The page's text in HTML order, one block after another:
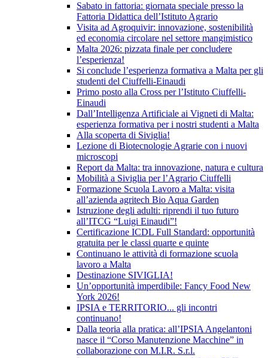
Sabato in fattoria: giornata speciale presso la
Fattoria Didattica dell’Istituto Agrario
Visita ad Agroquivir: innovazione, sostenibilità
ed economia circolare nel settore mangimistico
Malta 2026: pizzata finale per concludere
l’esperienza!
Si conclude l’esperienza formativa a Malta per gli
studenti del Ciuffelli-Einaudi
Primo posto alla Cross per l’Istituto Ciuffelli-
Einaudi
Dall’Intelligenza Artificiale ai Vigneti di Malta:
esperienza formativa per i nostri studenti a Malta
Alla scoperta di Siviglia!
Lezione di Biotecnologie Agrarie con i nuovi
microscopi
Report da Malta: tra innovazione, natura e cultura
Mobilità a Siviglia per l’Agrario Ciuffelli
Formazione Scuola Lavoro a Malta: visita
all’azienda agritech Bio Aqua Garden
Istruzione degli adulti: riprendi il tuo futuro
all’ITCG “Luigi Einaudi”!
Certificazione ICDL Full Standard: opportunità
gratuita per le classi quarte e quinte
Continuano le attività di formazione scuola
lavoro a Malta
Destinazione SIVIGLIA!
Un’opportunità imperdibile: Fancy Food New
York 2026!
IPSIA e TERRITORIO... gli incontri
continuano!
Dalla teoria alla pratica: all’IPSIA Angelantoni
nasce il “Corso Manutenzione Macchine” in
collaborazione con M.I.R. S.r.l.